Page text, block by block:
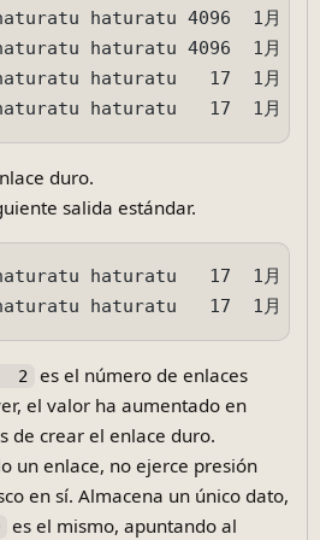
haturatu 4096  1月
haturatu 4096  1月
haturatu   17  1月 12
duro.
salida estándar.
haturatu   17  1月 12
2
es el número de enlaces
el valor ha aumentado en
de crear el enlace duro.
un enlace, no ejerce presión
en sí. Almacena un único dato,
es el mismo, apuntando al